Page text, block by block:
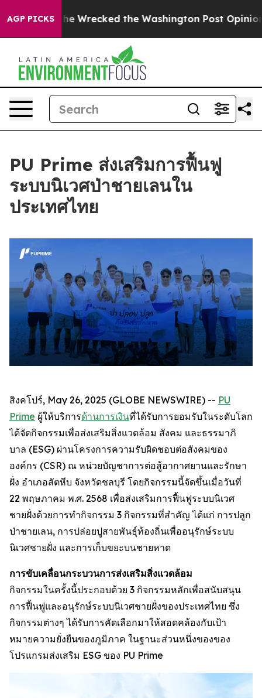
AGP PICKSthe Washington Post Opinion Section but
PU Prime ส่งเสริมการฟื้นฟู
ระบบนิเวศป่าชายเลนใน
ประเทศไทย
สิงคโปร์, May 26, 2025 (GLOBE NEWSWIRE) -- PU
Prime ผู้ให้บริการด้านการเงินที่ได้รับการยอมรับในระดับโลก
ได้จัดกิจกรรมเพื่อส่งเสริมสิ่งแวดล้อม สังคม และธรรมาภิ
บาล (ESG) ผ่านโครงการความรับผิดชอบต่อสังคมของ
องค์กร (CSR) ณ หน่วยบัญชาการต่อสู้อากาศยานและรักษา
ฝั่ง อำเภอสัตหีบ จังหวัดชลบุรี โดยกิจกรรมนี้จัดขึ้นเมื่อวันที่
22 พฤษภาคม พ.ศ. 2568 เพื่อส่งเสริมการฟื้นฟูระบบนิเวศ
ชายฝั่งด้วยการทำกิจกรรม 3 กิจกรรมที่สำคัญ ได้แก่ การปลูก
ป่าชายเลน, การปล่อยปูสายพันธ์ุท้องถิ่นเพื่ออนุรักษ์ระบบ
นิเวศชายฝั่ง และการเก็บขยะบนชายหาด
การขับเคลื่อนกระบวนการส่งเสริมสิ่งแวดล้อม
กิจกรรมในครั้งนี้ประกอบด้วย 3 กิจกรรมหลักเพื่อสนับสนุน
การฟื้นฟูและอนุรักษ์ระบบนิเวศชายฝั่งของประเทศไทย ซึ่ง
กิจกรรมต่างๆ ได้รับการคัดเลือกมาให้สอดคล้องกับเป้า
หมายความยั่งยืนของภูมิภาค ในฐานะส่วนหนึ่งของของ
โปรแกรมส่งเสริม ESG ของ PU Prime